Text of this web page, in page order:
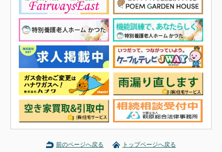
前のページへ戻る トップページへ戻る